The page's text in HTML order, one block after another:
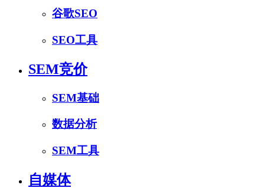
谷歌SEO
SEO工具
SEM竞价
SEM基础
数据分析
SEM工具
自媒体